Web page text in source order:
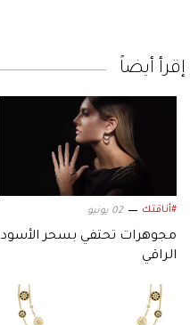
إقرأ أيضاً
#أناقتك 02 يونيو
مجوهرات تحتفي بسحر الأسود
الراقي